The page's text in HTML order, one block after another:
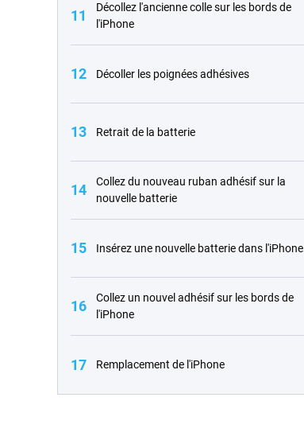
11
Décollez l'ancienne colle sur les bords de
l'iPhone
12 Décoller les poignées adhésives
13 Retrait de la batterie
14
Collez du nouveau ruban adhésif sur la
nouvelle batterie
15 Insérez une nouvelle batterie dans l'iPhone
16
Collez un nouvel adhésif sur les bords de
l'iPhone
17 Remplacement de l'iPhone